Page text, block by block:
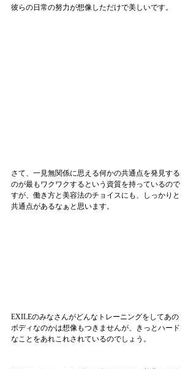
彼らの日常の努力が想像しただけで美しいです。
さて、一見無関係に思える何かの共通点を発見する
のが最もワクワクするという資質を持っているので
すが、働き方と美容法のチョイスにも、しっかりと
共通点があるなぁと思います。
EXILEのみなさんがどんなトレーニングをしてあの
ボディなのかは想像もつきませんが、きっとハード
なことをあれこれされているのでしょう。